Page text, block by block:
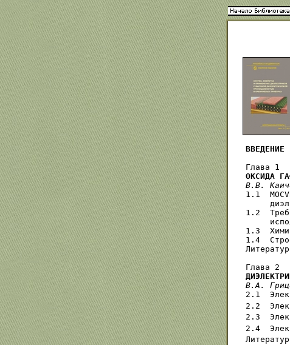
ВВЕДЕНИЕ
Глава 1
ОКСИДА
В.В.
1.1
1.2
1.3
1.4
Глава 2
В.А.
2.1
2.2
2.3
2.4